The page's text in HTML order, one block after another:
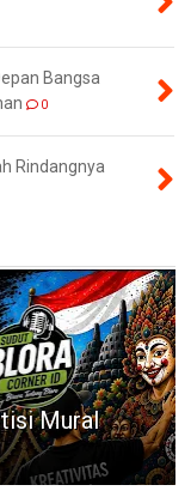
Bangsa
0
Rindangnya
Mural